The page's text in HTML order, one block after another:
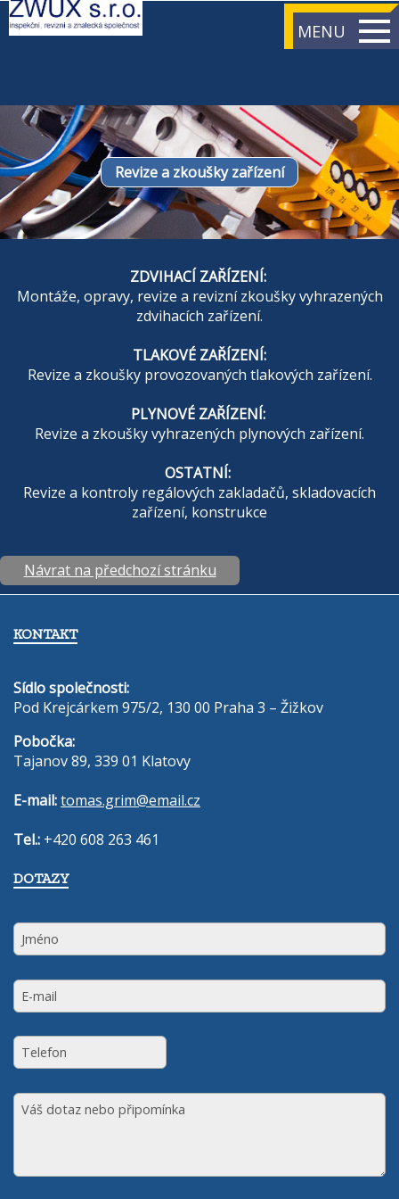
MENU
Revize a zkoušky zařízení
ZDVIHACÍ ZAŘÍZENÍ:
Montáže, opravy, revize a revizní zkoušky vyhrazených
zdvihacích zařízení.
TLAKOVÉ ZAŘÍZENÍ:
Revize a zkoušky provozovaných tlakových zařízení.
PLYNOVÉ ZAŘÍZENÍ:
Revize a zkoušky vyhrazených plynových zařízení.
OSTATNÍ:
Revize a kontroly regálových zakladačů, skladovacích
zařízení, konstrukce
Návrat na předchozí stránku
KONTAKT
Sídlo společnosti:
Pod Krejcárkem 975/2, 130 00 Praha 3 – Žižkov
Pobočka:
Tajanov 89, 339 01 Klatovy
E-mail:tomas.grim@email.cz
Tel.: +420 608 263 461
DOTAZY